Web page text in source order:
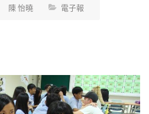
陳 怡曉 電子報